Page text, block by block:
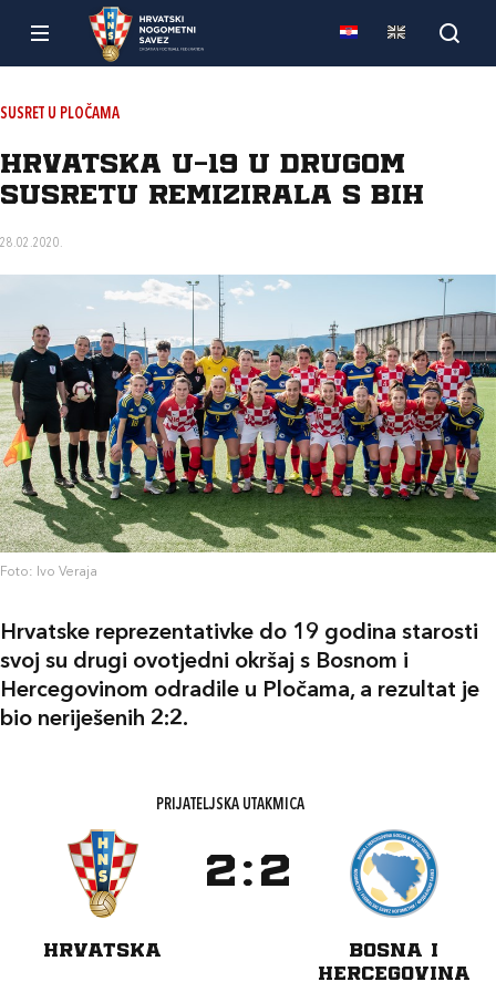
SUSRET U PLOČAMA
Hrvatska U-19 u drugom
susretu remizirala s BiH
28.02.2020.
Foto: Ivo Veraja
Hrvatske reprezentativke do 19 godina starosti
svoj su drugi ovotjedni okršaj s Bosnom i
Hercegovinom odradile u Pločama, a rezultat je
bio neriješenih 2:2.
PRIJATELJSKA UTAKMICA
HRVATSKA
2 : 2
BOSNA I
HERCEGOVINA